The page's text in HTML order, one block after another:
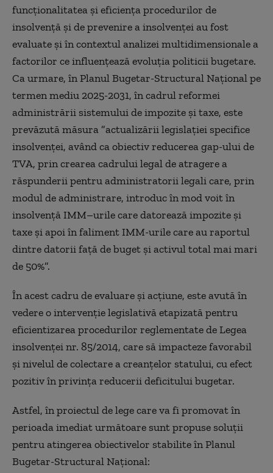
funcţionalitatea şi eficienţa procedurilor de
insolvenţă şi de prevenire a insolvenţei au fost
evaluate şi în contextul analizei multidimensionale a
factorilor ce influenţează evoluţia politicii bugetare.
Ca urmare, în Planul Bugetar-Structural Naţional pe
termen mediu 2025-2031, în cadrul reformei
administrării sistemului de impozite şi taxe, este
prevăzută măsura ”actualizării legislaţiei specifice
insolvenţei, având ca obiectiv reducerea gap-ului de
TVA, prin crearea cadrului legal de atragere a
răspunderii pentru administratorii legali care, prin
modul de administrare, introduc în mod voit în
insolvenţă IMM–urile care datorează impozite şi
taxe şi apoi în faliment IMM-urile care au raportul
dintre datorii faţă de buget şi activul total mai mari
de 50%”.
În acest cadru de evaluare şi acţiune, este avută în
vedere o intervenţie legislativă etapizată pentru
eficientizarea procedurilor reglementate de Legea
insolvenţei nr. 85/2014, care să impacteze favorabil
şi nivelul de colectare a creanţelor statului, cu efect
pozitiv în privinţa reducerii deficitului bugetar.
Astfel, în proiectul de lege care va fi promovat în
perioada imediat următoare sunt propuse soluţii
pentru atingerea obiectivelor stabilite în Planul
Bugetar-Structural Naţional: